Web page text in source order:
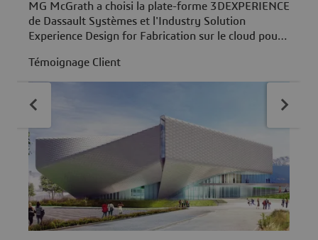
MG McGrath a choisi la plate-forme 3DEXPERIENCE
de Dassault Systèmes et l'Industry Solution
Experience Design for Fabrication sur le cloud pour
fabrication.
Témoignage Client